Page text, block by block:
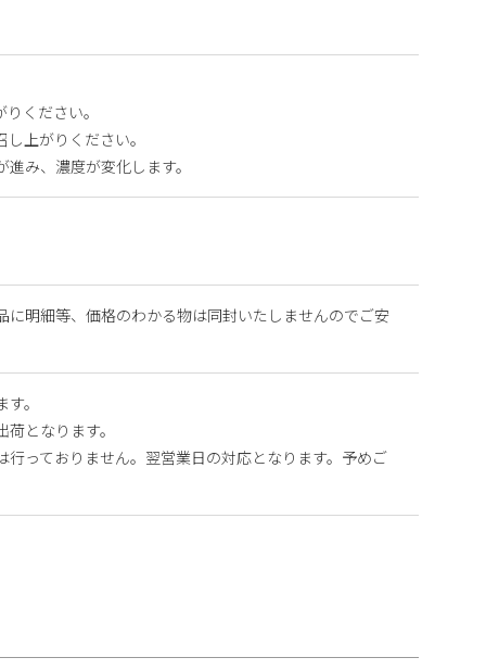
ください。
上がりください。
み、濃度が変化します。
明細等、価格のわかる物は同封いたしませんのでご安
。
となります。
っておりません。翌営業日の対応となります。予めご